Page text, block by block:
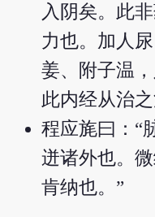
入阴矣。此
力也。加人
姜、附子温
此内经从治
程应旄曰：“
迸诸外也。
肯纳也。”